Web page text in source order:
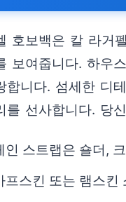
호보백은 칼 라거
보여줍니다. 하우
합니다. 섬세한 디
를 선사합니다. 당
인 스트랩은 숄더,
프스킨 또는 램스